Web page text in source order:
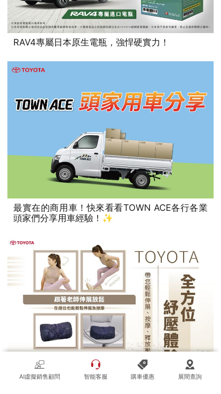
RAV4專屬日本原生電瓶，強悍硬實力！
最實在的商用車！快來看看TOWN ACE各行各業
頭家們分享用車經驗！✨
AI虛擬銷售顧問 智能客服 購車優惠 展間查詢